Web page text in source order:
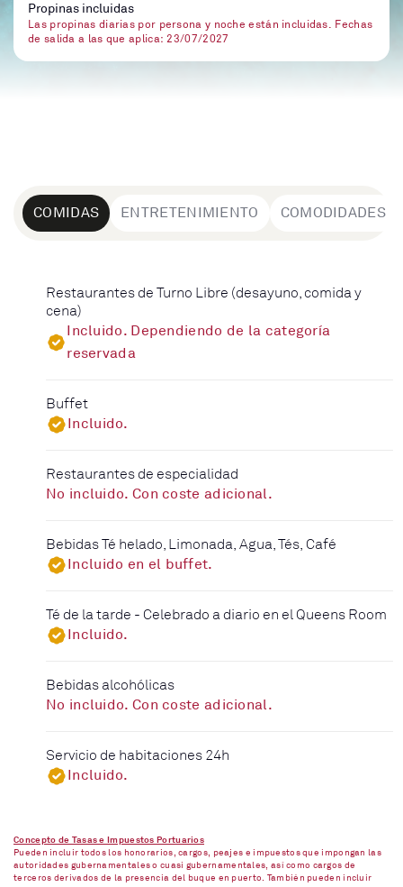
Propinas incluidas
Las propinas diarias por persona y noche están incluidas. Fechas
de salida a las que aplica: 23/07/2027
COMIDAS ENTRETENIMIENTO COMODIDADES
Restaurantes de Turno Libre (desayuno, comida y
cena)
Incluido. Dependiendo de la categoría
reservada
Buffet
Incluido.
Restaurantes de especialidad
No incluido. Con coste adicional.
Bebidas Té helado, Limonada, Agua, Tés, Café
Incluido en el buffet.
Té de la tarde - Celebrado a diario en el Queens Room
Incluido.
Bebidas alcohólicas
No incluido. Con coste adicional.
Servicio de habitaciones 24h
Incluido.
Concepto de Tasas e Impuestos Portuarios
Pueden incluir todos los honorarios, cargos, peajes e impuestos que impongan las
autoridades gubernamentales o cuasi gubernamentales, así como cargos de
terceros derivados de la presencia del buque en puerto. También pueden incluir